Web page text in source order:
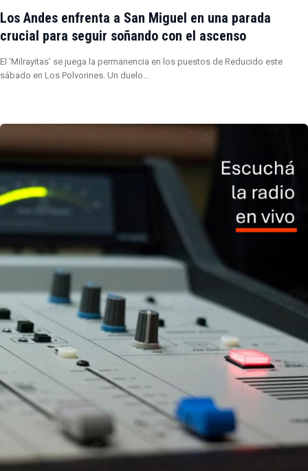
Los Andes enfrenta a San Miguel en una parada
crucial para seguir soñando con el ascenso
El ‘Milrayitas’ se juega la permanencia en los puestos de Reducido este
sábado en Los Polvorines. Un duelo…